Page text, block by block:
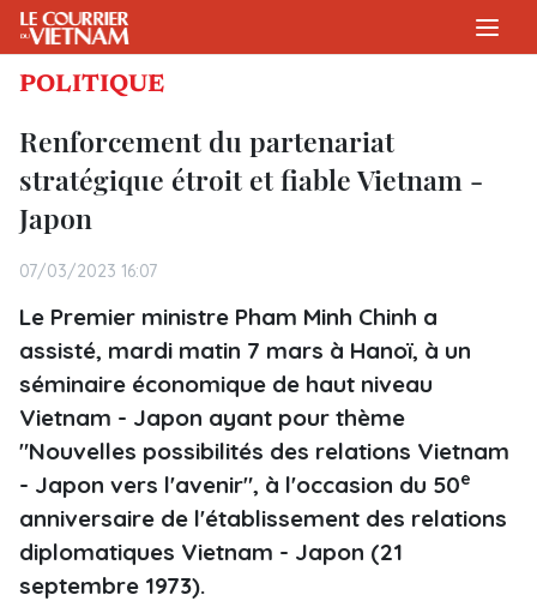
POLITIQUE
Renforcement du partenariat
stratégique étroit et fiable Vietnam -
Japon
07/03/2023 16:07
Le Premier ministre Pham Minh Chinh a
assisté, mardi matin 7 mars à Hanoï, à un
séminaire économique de haut niveau
Vietnam - Japon ayant pour thème
"Nouvelles possibilités des relations Vietnam
- Japon vers l'avenir", à l'occasion du 50e
anniversaire de l'établissement des relations
diplomatiques Vietnam - Japon (21
septembre 1973).